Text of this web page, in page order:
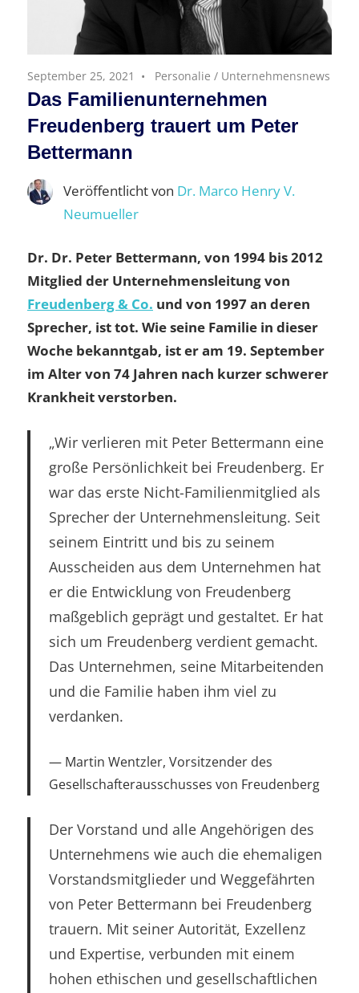
September 25, 2021 Personalie / Unternehmensnews
Das Familienunternehmen
Freudenberg trauert um Peter
Bettermann
Veröffentlicht von Dr. Marco Henry V.
Neumueller
Dr. Dr. Peter Bettermann, von 1994 bis 2012
Mitglied der Unternehmensleitung von
Freudenberg & Co. und von 1997 an deren
Sprecher, ist tot. Wie seine Familie in dieser
Woche bekanntgab, ist er am 19. September
im Alter von 74 Jahren nach kurzer schwerer
Krankheit verstorben.
„Wir verlieren mit Peter Bettermann eine
große Persönlichkeit bei Freudenberg. Er
war das erste Nicht-Familienmitglied als
Sprecher der Unternehmensleitung. Seit
seinem Eintritt und bis zu seinem
Ausscheiden aus dem Unternehmen hat
er die Entwicklung von Freudenberg
maßgeblich geprägt und gestaltet. Er hat
sich um Freudenberg verdient gemacht.
Das Unternehmen, seine Mitarbeitenden
und die Familie haben ihm viel zu
verdanken.
Martin Wentzler, Vorsitzender des
Gesellschafterausschusses von Freudenberg
Der Vorstand und alle Angehörigen des
Unternehmens wie auch die ehemaligen
Vorstandsmitglieder und Weggefährten
von Peter Bettermann bei Freudenberg
trauern. Mit seiner Autorität, Exzellenz
und Expertise, verbunden mit einem
hohen ethischen und gesellschaftlichen